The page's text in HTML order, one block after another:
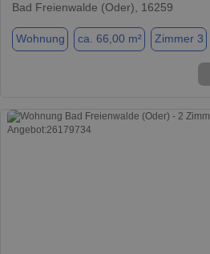
Bad Freienwalde (Oder), 16259
Wohnung ca. 66,00 m² Zimmer 3